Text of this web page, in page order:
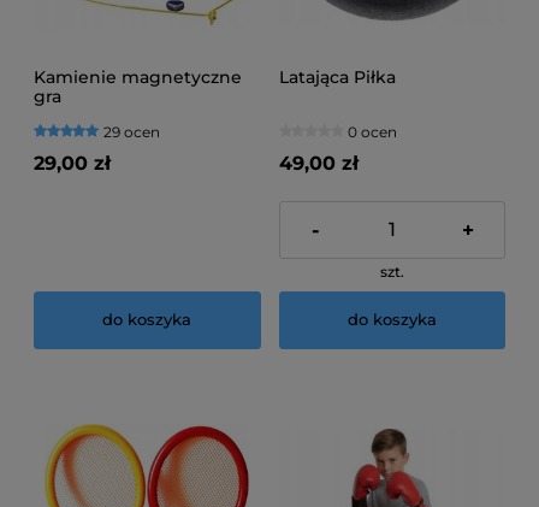
Kamienie magnetyczne
gra
29 ocen
29,00 zł
do koszyka
Latająca Piłka
0 ocen
49,00 zł
- +
szt.
do koszyka